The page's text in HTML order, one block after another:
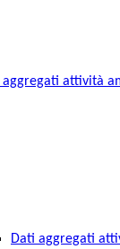
aggregati attività
Dati aggregati